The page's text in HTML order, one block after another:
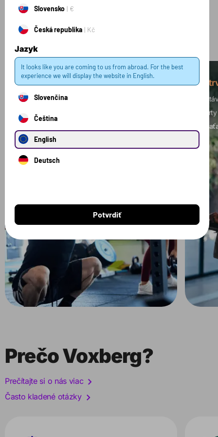
Kolekcie
Silový tréning
Budujete svalovú hmotu? Je vaším cieľom
zvýšenie sily?
Prečo Voxberg?
Prečítajte si o nás viac
Často kladené otázky
Slovensko €
Česká republika Kč
Jazyk
It looks like you are coming to us from abroad. For the best
experience we will display the website in English.
Slovenčina
Čeština
English
Deutsch
Potvrdiť